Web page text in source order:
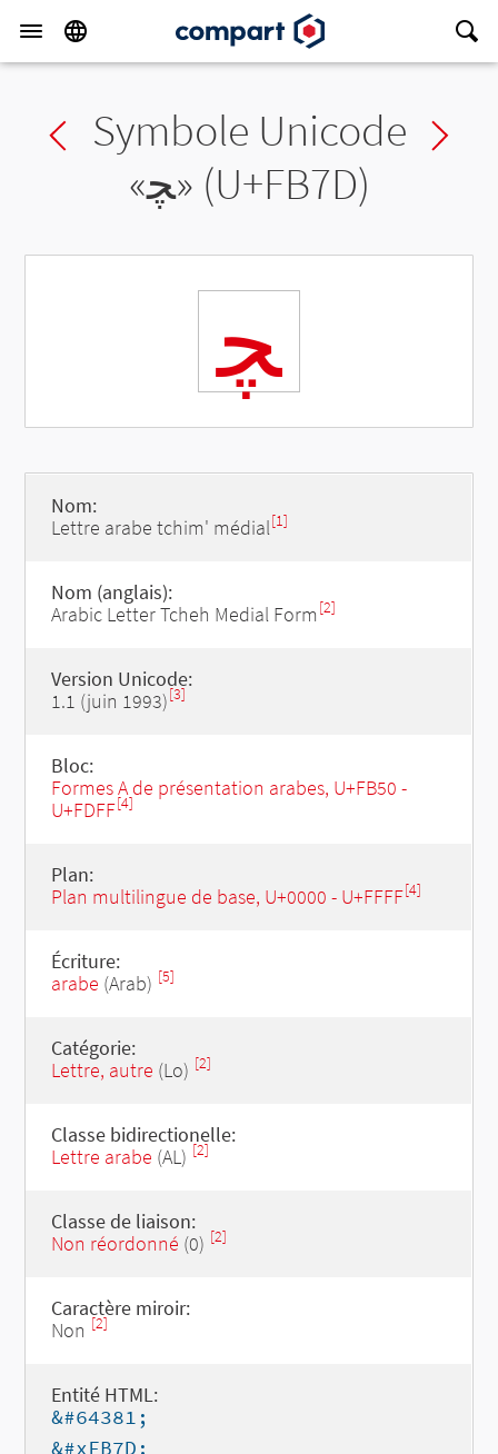
Previous char
Symbole Unicode
«ﭽ» (U+FB7D)
ﭽ
Nom:
Lettre arabe tchim' médial[1]
Nom (anglais):
Arabic Letter Tcheh Medial Form [2]
Version Unicode:
1.1 (juin 1993)[3]
Bloc:
Formes A de présentation arabes, U+FB50 -
U+FDFF[4]
Plan:
Plan multilingue de base, U+0000 - U+FFFF[4]
Écriture:
arabe (Arab) [5]
Catégorie:
Lettre, autre (Lo) [2]
Classe bidirectionelle:
Lettre arabe (AL) [2]
Classe de liaison:
Non réordonné (0) [2]
Caractère miroir:
Non [2]
Entité HTML:
&#64381;
&#xFB7D;